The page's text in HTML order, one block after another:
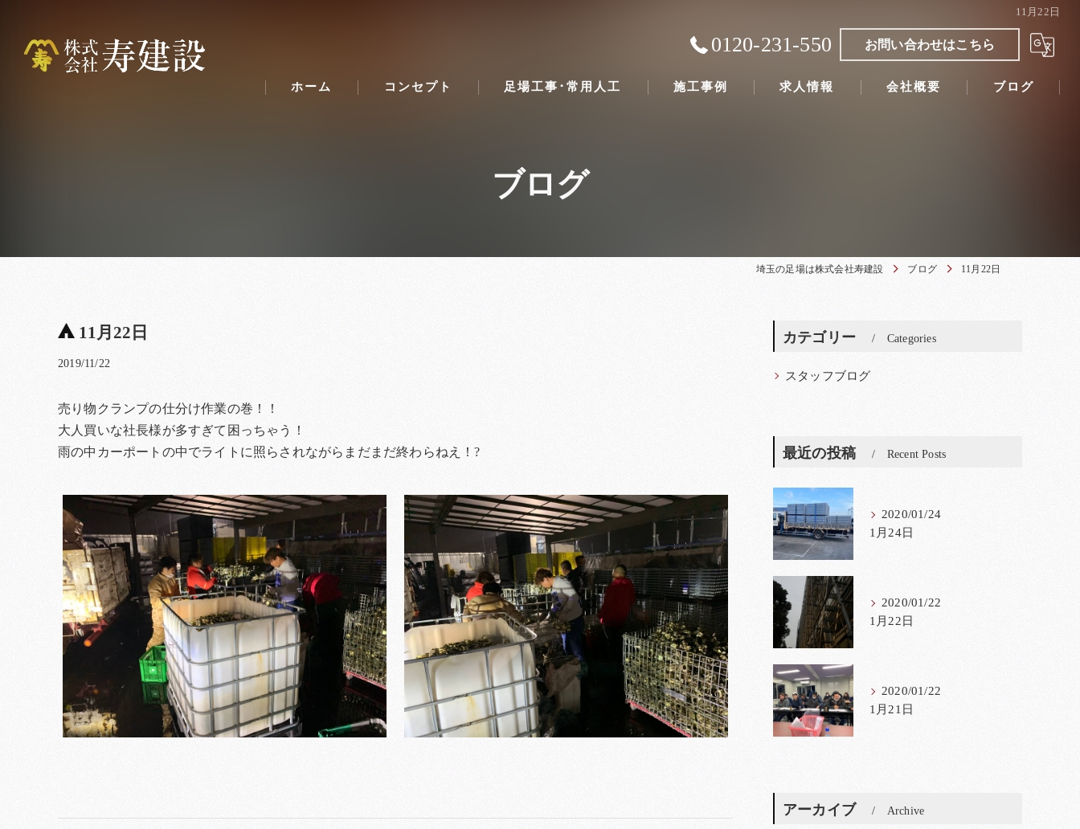
11月22日
0120-231-550 お問い合わせはこちら
ホーム コンセプト 足場工事･常用人工 施工事例 求人情報 会社概要 ブログ
ブログ
埼玉の足場は株式会社寿建設 ブログ 11月22日
11月22日
2019/11/22
売り物クランプの仕分け作業の巻！！
大人買いな社長様が多すぎて困っちゃう！
雨の中カーポートの中でライトに照らされながらまだまだ終わらねえ！?
カテゴリー Categories
スタッフブログ
最近の投稿 Recent Posts
2020/01/24
1月24日
2020/01/22
1月22日
2020/01/22
1月21日
アーカイブ Archive